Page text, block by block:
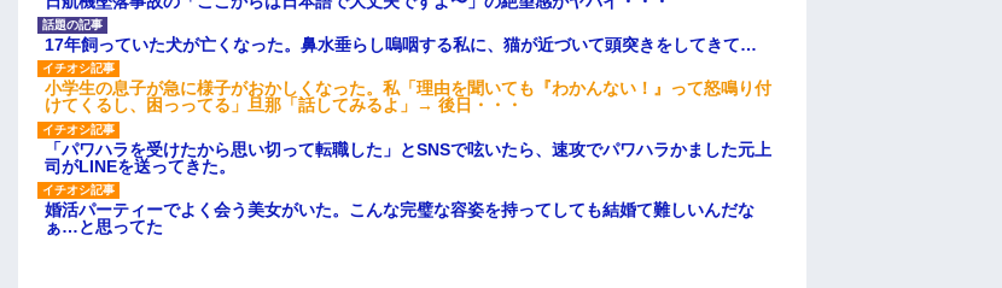
17年飼っていた犬が亡くなった。鼻水垂らし嗚咽する私に、猫が近づいて頭突きをしてきて…
小学生の息子が急に様子がおかしくなった。私「理由を聞いても『わかんない！』って怒鳴り付
けてくるし、困っってる」旦那「話してみるよ」→ 後日・・・
「パワハラを受けたから思い切って転職した」とSNSで呟いたら、速攻でパワハラかました元上
司がLINEを送ってきた。
婚活パーティーでよく会う美女がいた。こんな完璧な容姿を持ってしても結婚て難しいんだな
ぁ…と思ってた